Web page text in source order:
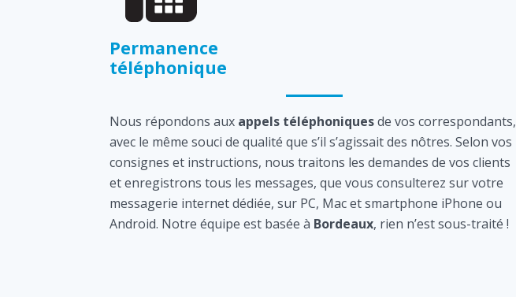
Permanence
téléphonique
Nous répondons aux appels téléphoniquesde vos correspondants,
avec le même souci de qualité que s’il s’agissait des nôtres. Selon vos
consignes et instructions, nous traitons les demandes de vos clients
et enregistrons tous les messages, que vous consulterez sur votre
messagerie internet dédiée, sur PC, Mac et smartphone iPhone ou
Android. Notre équipe est basée à Bordeaux, rien n’est sous-traité !